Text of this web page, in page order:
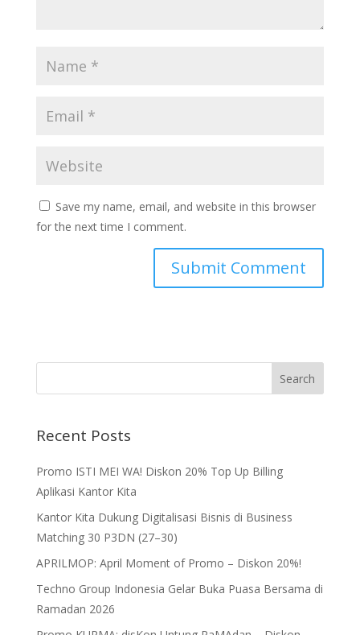
Save my name, email, and website in this browser
for the next time I comment.
Recent Posts
Promo ISTI MEI WA! Diskon 20% Top Up Billing
Aplikasi Kantor Kita
Kantor Kita Dukung Digitalisasi Bisnis di Business
Matching 30 P3DN (27–30)
APRILMOP: April Moment of Promo – Diskon 20%!
Techno Group Indonesia Gelar Buka Puasa Bersama di
Ramadan 2026